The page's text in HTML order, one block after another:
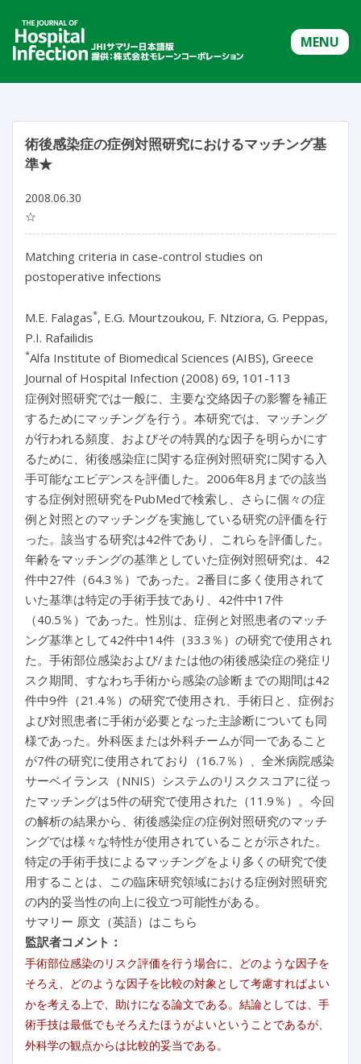
MENU
術後感染症の症例対照研究におけるマッチング基
準★
2008.06.30
☆
Matching criteria in case-control studies on
postoperative infections
M.E. Falagas*, E.G. Mourtzoukou, F. Ntziora, G. Peppas,
P.I. Rafailidis
*Alfa Institute of Biomedical Sciences (AIBS), Greece
Journal of Hospital Infection (2008) 69, 101-113
症例対照研究では一般に、主要な交絡因子の影響を補正
するためにマッチングを行う。本研究では、マッチング
が行われる頻度、およびその特異的な因子を明らかにす
るために、術後感染症に関する症例対照研究に関する入
手可能なエビデンスを評価した。2006年8月までの該当
する症例対照研究をPubMedで検索し、さらに個々の症
例と対照とのマッチングを実施している研究の評価を行
った。該当する研究は42件であり、これらを評価した。
年齢をマッチングの基準としていた症例対照研究は、42
件中27件（64.3％）であった。2番目に多く使用されて
いた基準は特定の手術手技であり、42件中17件
（40.5％）であった。性別は、症例と対照患者のマッチ
ング基準として42件中14件（33.3％）の研究で使用され
た。手術部位感染および/または他の術後感染症の発症リ
スク期間、すなわち手術から感染の診断までの期間は42
件中9件（21.4％）の研究で使用され、手術日と、症例お
よび対照患者に手術が必要となった主診断についても同
様であった。外科医または外科チームが同一であること
が7件の研究に使用されており（16.7％）、全米病院感染
サーベイランス（NNIS）システムのリスクスコアに従っ
たマッチングは5件の研究で使用された（11.9％）。今回
の解析の結果から、術後感染症の症例対照研究のマッチ
ングでは様々な特性が使用されていることが示された。
特定の手術手技によるマッチングをより多くの研究で使
用することは、この臨床研究領域における症例対照研究
の内的妥当性の向上に役立つ可能性がある。
サマリー 原文（英語）はこちら
監訳者コメント：
手術部位感染のリスク評価を行う場合に、どのような因子を
そろえ、どのような因子を比較の対象として考慮すればよい
かを考える上で、助けになる論文である。結論としては、手
術手技は最低でもそろえたほうがよいということであるが、
外科学の観点からは比較的妥当である。